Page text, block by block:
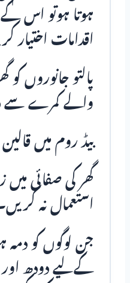
ہوتا ہوتو اس
اقدامات اختیار
پالتو جانوروں
والے کمرے سے
بیڈ روم میں
گھر کی صفائی میں
استعمال نہ
جن لوگوں کو دمہ
کےلیے دودھ